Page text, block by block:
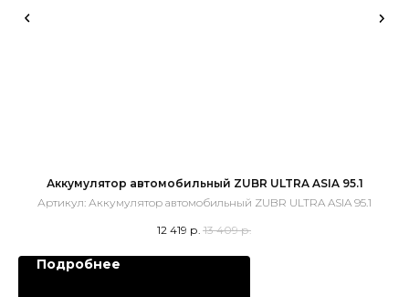
Аккумулятор автомобильный ZUBR ULTRA ASIA 95.1
Артикул: Аккумулятор автомобильный ZUBR ULTRA ASIA 95.1
12 419 р. 13 409 р.
Подробнее